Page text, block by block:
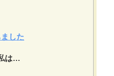
した
は…